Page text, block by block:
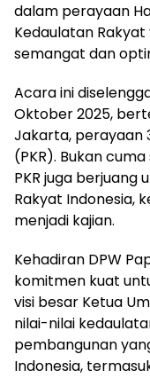
dalam perayaan
Kedaulatan
semangat dan
Acara ini
Oktober 2025,
Jakarta, perayaan
(PKR). Bukan
PKR juga berjuang
Rakyat Indonesia,
menjadi kajian.
Kehadiran DPW
komitmen kuat
visi besar Ketua
nilai-nilai
pembangunan
Indonesia,